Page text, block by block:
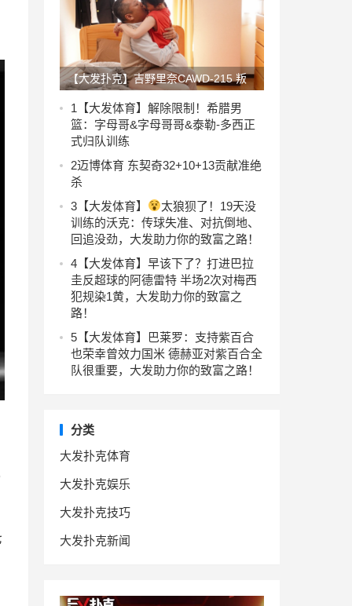
【大发扑克】吉野里奈CAWD-215 叛
逆女生逃学与隔壁老王做疯狂运动
1 【大发体育】解除限制！希腊男
篮：字母哥&字母哥哥&泰勒-多西正
式归队训练
2迈博体育 东契奇32+10+13贡献准绝
杀
3 【大发体育】
太狼狈了！19天没
训练的沃克：传球失准、对抗倒地、
回追没劲，大发助力你的致富之路！
4 【大发体育】早该下了？打进巴拉
圭反超球的阿德雷特 半场2次对梅西
犯规染1黄，大发助力你的致富之
路！
5 【大发体育】巴莱罗：支持紫百合
也荣幸曾效力国米 德赫亚对紫百合全
队很重要，大发助力你的致富之路！
分类
大发扑克体育
大发扑克娱乐
大发扑克技巧
大发扑克新闻